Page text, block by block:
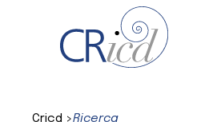
Cricd Ricerca